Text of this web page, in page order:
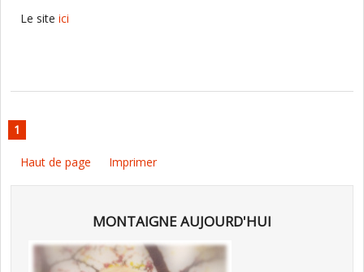
Le site ici
1
Haut de page Imprimer
MONTAIGNE AUJOURD'HUI